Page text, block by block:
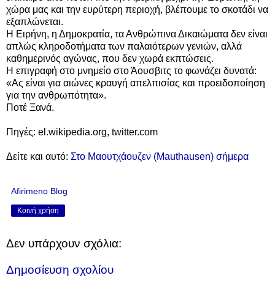
χώρα μας και την ευρύτερη περιοχή, βλέπουμε το σκοτάδι να
εξαπλώνεται.
Η Ειρήνη, η Δημοκρατία, τα Ανθρώπινα Δικαιώματα δεν είναι
απλώς κληροδοτήματα των παλαιότερων γενιών, αλλά
καθημερινός αγώνας, που δεν χωρά εκπτώσεις.
Η επιγραφή στο μνημείο στο Άουσβιτς το φωνάζει δυνατά:
«Ας είναι για αιώνες κραυγή απελπισίας και προειδοποίηση
για την ανθρωπότητα».
Ποτέ Ξανά.
Πηγές: el.wikipedia.org, twitter.com
Δείτε και αυτό: Στο Μαουτχάουζεν (Mauthausen) σήμερα
Afirimeno Blog
Κοινή χρήση
Δεν υπάρχουν σχόλια:
Δημοσίευση σχολίου